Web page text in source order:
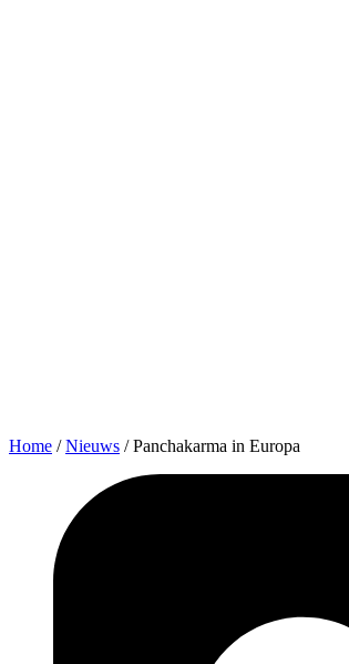
Home /Nieuws /Panchakarma in Europa